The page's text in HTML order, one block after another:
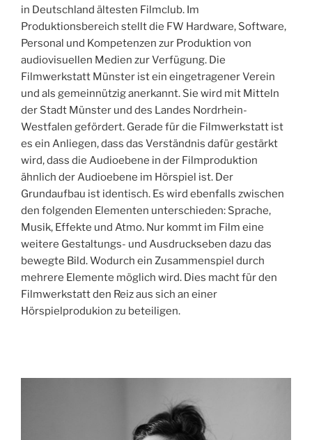
in Deutschland ältesten Filmclub. Im
Produktionsbereich stellt die FW Hardware, Software,
Personal und Kompetenzen zur Produktion von
audiovisuellen Medien zur Verfügung. Die
Filmwerkstatt Münster ist ein eingetragener Verein
und als gemeinnützig anerkannt. Sie wird mit Mitteln
der Stadt Münster und des Landes Nordrhein-
Westfalen gefördert. Gerade für die Filmwerkstatt ist
es ein Anliegen, dass das Verständnis dafür gestärkt
wird, dass die Audioebene in der Filmproduktion
ähnlich der Audioebene im Hörspiel ist. Der
Grundaufbau ist identisch. Es wird ebenfalls zwischen
den folgenden Elementen unterschieden: Sprache,
Musik, Effekte und Atmo. Nur kommt im Film eine
weitere Gestaltungs- und Ausdruckseben dazu das
bewegte Bild. Wodurch ein Zusammenspiel durch
mehrere Elemente möglich wird. Dies macht für den
Filmwerkstatt den Reiz aus sich an einer
Hörspielprodukion zu beteiligen.